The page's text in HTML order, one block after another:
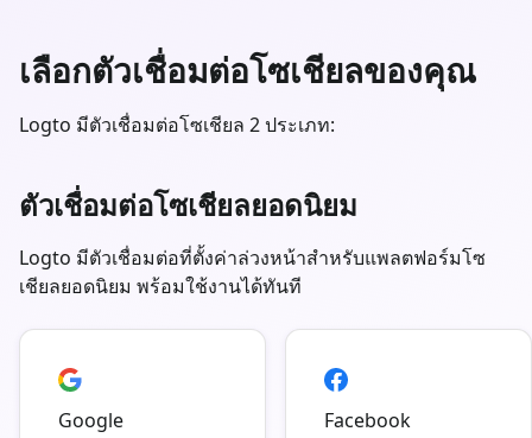
เลือกตัวเชื่อมต่อโซเชียลของคุณ
Logto มีตัวเชื่อมต่อโซเชียล 2 ประเภท:
ตัวเชื่อมต่อโซเชียลยอดนิยม
Logto มีตัวเชื่อมต่อที่ตั้งค่าล่วงหน้าสำหรับแพลตฟอร์มโซ
เชียลยอดนิยม พร้อมใช้งานได้ทันที
Google
Facebook